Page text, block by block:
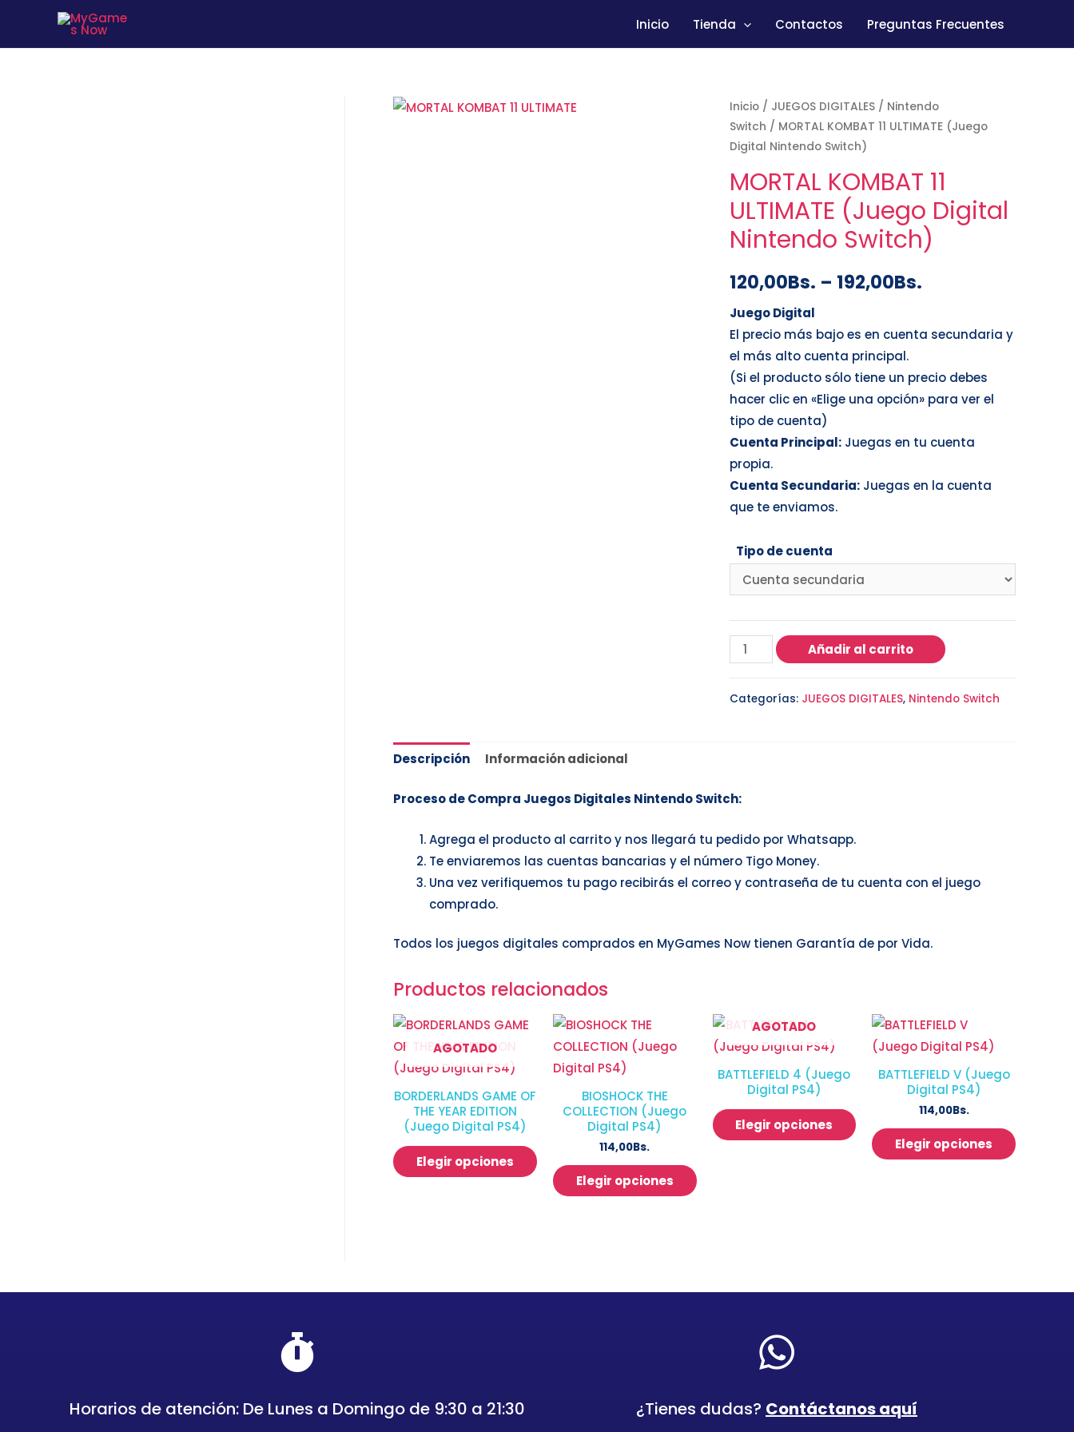
Inicio Tienda Contactos Preguntas Frecuentes
Inicio/ JUEGOS DIGITALES/ Nintendo
Switch / MORTAL KOMBAT 11 ULTIMATE (Juego
Digital Nintendo Switch)
MORTAL KOMBAT 11
ULTIMATE (Juego Digital
Nintendo Switch)
120,00Bs. – 192,00Bs.
Juego Digital
El precio más bajo es en cuenta secundaria y
el más alto cuenta principal.
(Si el producto sólo tiene un precio debes
hacer clic en «Elige una opción» para ver el
tipo de cuenta)
Cuenta Principal:Juegas en tu cuenta
propia.
Cuenta Secundaria:Juegas en la cuenta
que te enviamos.
Tipo de cuenta
Añadir al carrito
Categorías: JUEGOS DIGITALES, Nintendo Switch
Descripción Información adicional
Proceso de Compra Juegos Digitales Nintendo Switch:
Agrega el producto al carrito y nos llegará tu pedido por Whatsapp.
Te enviaremos las cuentas bancarias y el número Tigo Money.
Una vez verifiquemos tu pago recibirás el correo y contraseña de tu cuenta con el juego
comprado.
Todos los juegos digitales comprados en MyGames Now tienen Garantía de por Vida.
Productos relacionados
AGOTADO
BORDERLANDS GAME OF
THE YEAR EDITION
(Juego Digital PS4)
Elegir opciones
BIOSHOCK THE
COLLECTION (Juego
Digital PS4)
114,00Bs.
Elegir opciones
AGOTADO
BATTLEFIELD 4 (Juego
Digital PS4)
Elegir opciones
BATTLEFIELD V (Juego
Digital PS4)
114,00Bs.
Elegir opciones
Horarios de atención: De Lunes a Domingo de 9:30 a 21:30 ¿Tienes dudas? Contáctanos aquí